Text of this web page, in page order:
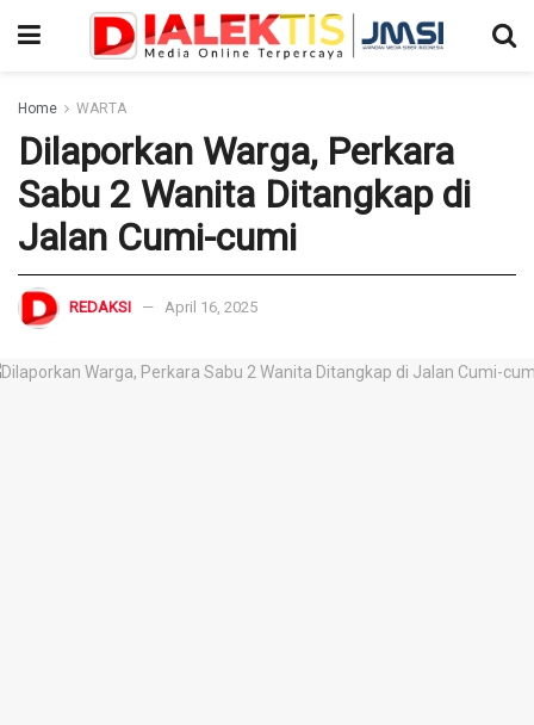
Home WARTA
Dilaporkan Warga, Perkara
Sabu 2 Wanita Ditangkap di
Jalan Cumi-cumi
REDAKSI April 16, 2025